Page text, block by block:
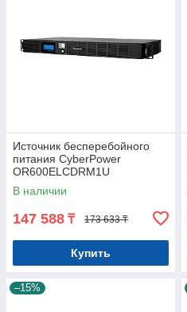
Источник бесперебойного
питания CyberPower
OR600ELCDRM1U
В наличии
147 588 ₸ 173 633 ₸
Купить
–15%